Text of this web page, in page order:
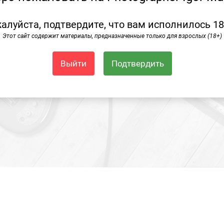
подтвердите, что вам исполнилось
Этот сайт содержит материалы, предназначенные только для взрослых (18+)
Выйти Подтвердить